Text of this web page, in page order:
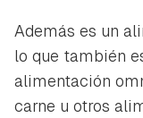
Además es un
lo que también
alimentación
carne u otros